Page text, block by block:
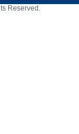
Reserved.